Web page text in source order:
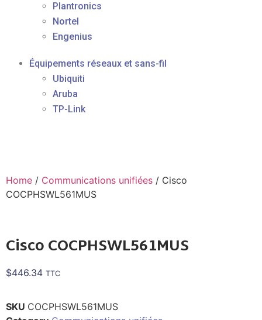
Plantronics
Nortel
Engenius
Équipements réseaux et sans-fil
Ubiquiti
Aruba
TP-Link
Home / Communications unifiées / Cisco
COCPHSWL561MUS
Cisco COCPHSWL561MUS
$446.34 TTC
SKU COCPHSWL561MUS